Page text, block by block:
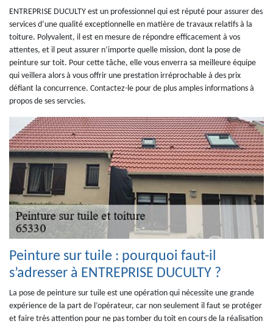
ENTREPRISE DUCULTY est un professionnel qui est réputé pour assurer des
services d’une qualité exceptionnelle en matière de travaux relatifs à la
toiture. Polyvalent, il est en mesure de répondre efficacement à vos
attentes, et il peut assurer n’importe quelle mission, dont la pose de
peinture sur toit. Pour cette tâche, elle vous enverra sa meilleure équipe
qui veillera alors à vous offrir une prestation irréprochable à des prix
défiant la concurrence. Contactez-le pour de plus amples informations à
propos de ses servcies.
Peinture sur tuile : pourquoi faut-il
s’adresser à ENTREPRISE DUCULTY ?
La pose de peinture sur tuile est une opération qui nécessite une grande
expérience de la part de l’opérateur, car non seulement il faut se protéger
et faire très attention pour ne pas tomber du toit en cours de la réalisation